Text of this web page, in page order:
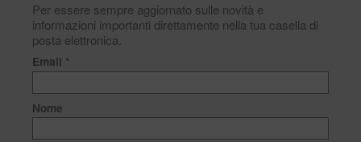
Per essere sempre aggiornato sulle novità e
informazioni importanti direttamente nella tua casella di
posta elettronica.
Email *
Nome